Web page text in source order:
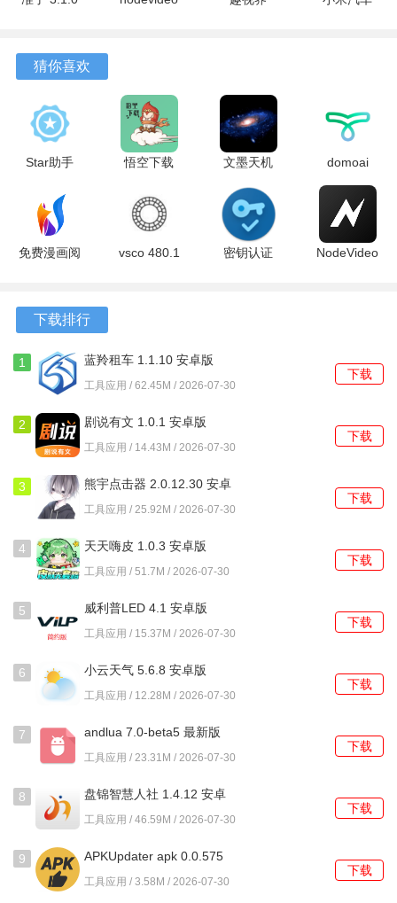
1、通过输入描述性文字，系统可在短时间内生成具备基本结
构的音乐段落。
2、提供了涵盖多种主流与小众音乐风格的标签库，用于引导
音乐的生成方向。
3、包含一个歌词创作辅助模块，能够根据设定的主题和风格
生成押韵的文本。
1、在文本输入框描述想要的音乐情绪或场景，选择风格标签
后即可启动生成。
2、生成后的音乐片段可以在多轨编辑视图中进行音量、声像
和效果的详细调整。
3、分离出的单条音轨支持单独静音、导出或替换为其他音
色，便于重新编排。
4、调整速度与音高的处理过程为非破坏性，原始音频文件始
终保持不变。
使用教程
并选择初始模板。
独奏这类描述。
落长度为30秒。
块，可立即播放试听。
5、若对生成的贝斯线不满意，可使用音轨分离功能提取它，
再导入新的音色进行替换。
猜你喜欢
Star助手
版
悟空下载
版
文墨天机
版
domoai
1.14.0 安卓
版
免费漫画阅
卓版
vsco 480.1
密钥认证
NodeVideo
下载排行
1 蓝羚租车 1.1.10 安卓版
工具应用 / 62.45M / 2026-07-30
下载
2 剧说有文 1.0.1 安卓版
工具应用 / 14.43M / 2026-07-30
下载
3
熊宇点击器 2.0.12.30 安卓
版
工具应用 / 25.92M / 2026-07-30
下载
4 天天嗨皮 1.0.3 安卓版
工具应用 / 51.7M / 2026-07-30
下载
5 威利普LED 4.1 安卓版
工具应用 / 15.37M / 2026-07-30
下载
6 小云天气 5.6.8 安卓版
工具应用 / 12.28M / 2026-07-30
下载
7 andlua 7.0-beta5 最新版
工具应用 / 23.31M / 2026-07-30
下载
8
盘锦智慧人社 1.4.12 安卓
版
工具应用 / 46.59M / 2026-07-30
下载
9
APKUpdater apk 0.0.575
安卓版
工具应用 / 3.58M / 2026-07-30
下载